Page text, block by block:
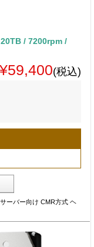
/ 7200rpm /
¥59,400(税込)
ーバー向け CMR方式 ヘ